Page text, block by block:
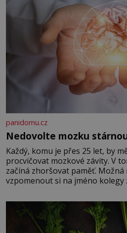
panidomu.cz
Nedovolte mozku
Každý, komu je přes 25 let, by
procvičovat mozkové závity. V
začíná zhoršovat paměť.
vzpomenout si na jméno kolegy
Je to opravdu tak, s věkem jako
rozhodla stávkovat. Cvičte